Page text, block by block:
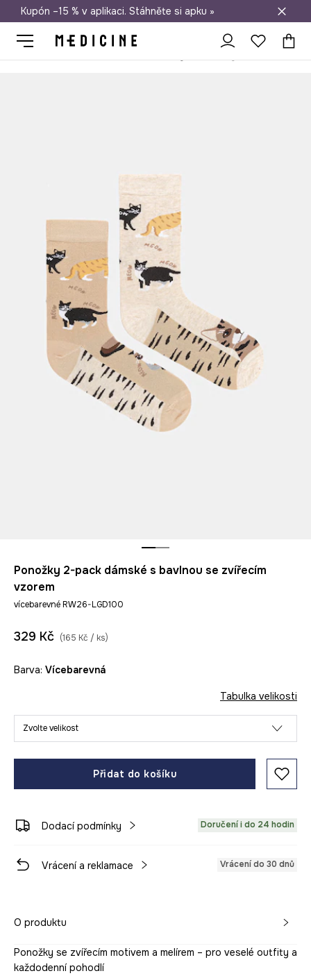
Doprava zdarma při nákupu nad 1 200 Kč
Kupón –15 % v aplikaci. Stáhněte si apku »
Ponožky 2-pack dámské s bavlnou se zvířecím
vzorem
vícebarevné RW26-LGD100
329 Kč (165 Kč / ks)
Barva: vícebarevná
Tabulka velikosti
Zvolte velikost
Přidat do košíku
Dodací podmínky Doručení i do 24 hodin
Vrácení a reklamace Vrácení do 30 dnů
O produktu
Ponožky se zvířecím motivem a melírem – pro veselé outfity a
každodenní pohodlí